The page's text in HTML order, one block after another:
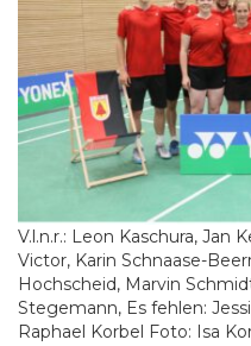
V.l.n.r.: Leon Kaschura, Jan
Victor, Karin Schnaase-
Hochscheid, Marvin
Stegemann, Es fehlen:
Raphael Korbel Foto: Isa